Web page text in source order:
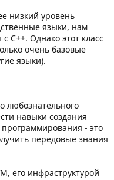
низкий уровень
языки, нам
C++. Однако этот класс
очень базовые
языки).
любознательного
навыки создания
- это
передовые знания
его инфраструктурой